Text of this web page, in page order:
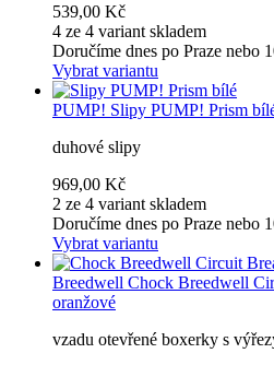
539,00 Kč
4 ze 4 variant skladem
Doručíme dnes po Praze nebo
Vybrat variantu
PUMP! Slipy PUMP! Prism
duhové slipy
969,00 Kč
2 ze 4 variant skladem
Doručíme dnes po Praze nebo
Vybrat variantu
Breedwell Chock Breedwell
oranžové
vzadu otevřené boxerky s